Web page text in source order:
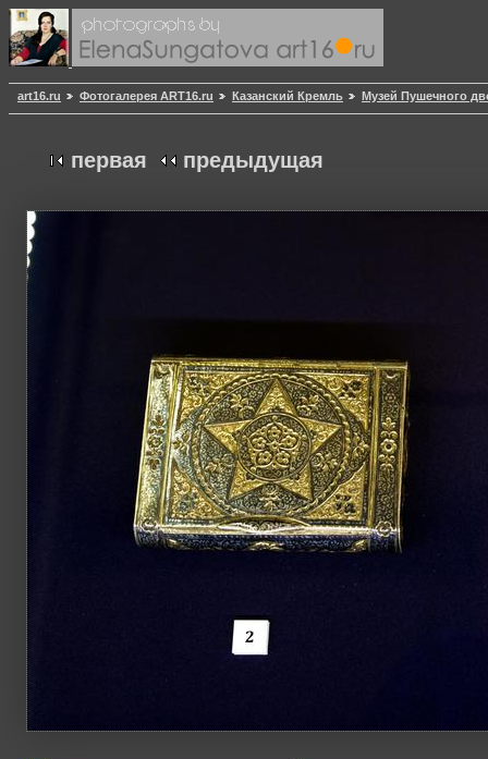
art16.ru Фотогалерея ART16.ru Казанский Кремль Музей Пушечного
первая предыдущая